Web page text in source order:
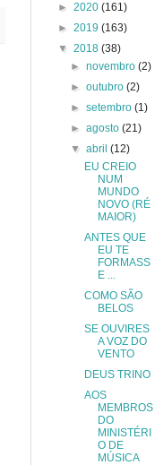
► 2020 (161)
► 2019 (163)
▼ 2018 (38)
►novembro(2)
►outubro(2)
►setembro(1)
►agosto(21)
▼abril(12)
EU CREIO
NUM
MUNDO
NOVO (RÉ
MAIOR)
ANTES QUE
EU TE
FORMASS
E ...
COMO SÃO
BELOS
SE OUVIRES
A VOZ DO
VENTO
DEUS TRINO
AOS
MEMBROS
DO
MINISTÉRI
O DE
MÚSICA